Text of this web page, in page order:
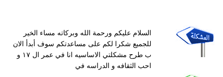
السلام عليكم ورحمة الله وبركاته مساء الخير
للجميع شكرا لكم على مساعدتكم سوف أبدأ الان
ب طرح مشكلتي الاساسيه انا في عمر ال ١٧ و
احب الثقافه و الدراسه في